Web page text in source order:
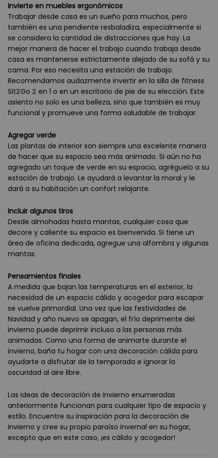
Invierte en muebles ergonómicos
Trabajar desde casa es un sueño para muchos, pero
también es una pendiente resbaladiza, especialmente si
se considera la cantidad de distracciones que hay. La
mejor manera de hacer el trabajo cuando trabaja desde
casa es mantenerse estrictamente alejado de su sofá y su
cama. Por eso necesita una estación de trabajo.
Recomendamos audazmente invertir en la silla de fitness
Sit2Go 2 en 1 o en un escritorio de pie de su elección. Este
asiento no solo es una belleza, sino que también es muy
funcional y promueve una forma saludable de trabajar.
Agregar verde
Las plantas de interior son siempre una excelente manera
de hacer que su espacio sea más animado. Si aún no ha
agregado un toque de verde en su espacio, agréguelo a su
estación de trabajo. Le ayudará a levantar la moral y le
dará a su habitación un confort relajante.
Incluir algunos tiros
Desde almohadas hasta mantas, cualquier cosa que
decore y caliente su espacio es bienvenida. Si tiene un
área de oficina dedicada, agregue una alfombra y algunas
mantas.
Pensamientos finales
A medida que bajan las temperaturas en el exterior, la
necesidad de un espacio cálido y acogedor para escapar
se vuelve primordial. Una vez que las festividades de
Navidad y año nuevo se apagan, el frío deprimente del
invierno puede deprimir incluso a las personas más
animadas. Como una forma de animarte durante el
invierno, baña tu hogar con una decoración cálida para
ayudarte a disfrutar de la temporada e ignorar la
oscuridad al aire libre.
Las ideas de decoración de invierno enumeradas
anteriormente funcionan para cualquier tipo de espacio y
estilo. Encuentre su inspiración para la decoración de
invierno y cree su propio paraíso invernal en su hogar,
excepto que en este caso, ¡es cálido y acogedor!